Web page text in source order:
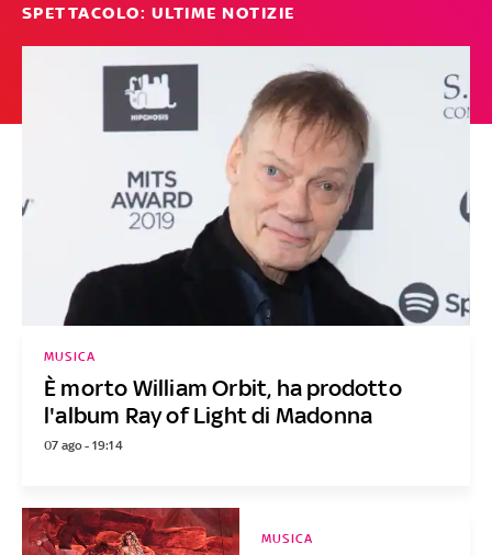
SPETTACOLO: ULTIME NOTIZIE
È morto William Orbit, ha prodotto
l'album Ray of Light di Madonna
MUSICA
07 ago - 19:14
MUSICA